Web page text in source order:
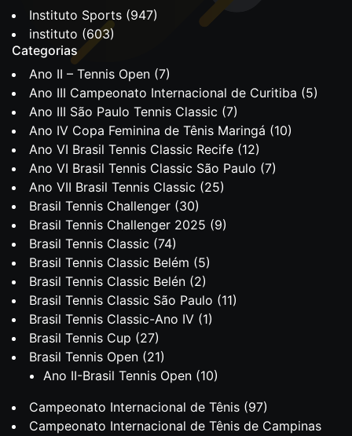
Instituto Sports (947)
instituto (603)
Categorias
Ano II – Tennis Open (7)
Ano III Campeonato Internacional de Curitiba (5)
Ano III São Paulo Tennis Classic (7)
Ano IV Copa Feminina de Tênis Maringá (10)
Ano VI Brasil Tennis Classic Recife (12)
Ano VI Brasil Tennis Classic São Paulo (7)
Ano VII Brasil Tennis Classic (25)
Brasil Tennis Challenger (30)
Brasil Tennis Challenger 2025 (9)
Brasil Tennis Classic (74)
Brasil Tennis Classic Belém (5)
Brasil Tennis Classic Belén (2)
Brasil Tennis Classic São Paulo (11)
Brasil Tennis Classic-Ano IV (1)
Brasil Tennis Cup (27)
Brasil Tennis Open (21)
Ano II-Brasil Tennis Open (10)
Campeonato Internacional de Tênis (97)
Campeonato Internacional de Tênis de Campinas